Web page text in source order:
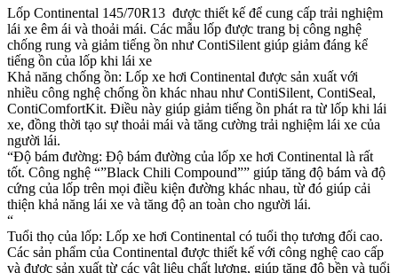
Lốp Continental 145/70R13 được thiết kế để cung cấp trải nghiệm
lái xe êm ái và thoải mái. Các mẫu lốp được trang bị công nghệ
chống rung và giảm tiếng ồn như ContiSilent giúp giảm đáng kể
tiếng ồn của lốp khi lái xe
Khả năng chống ồn: Lốp xe hơi Continental được sản xuất với
nhiều công nghệ chống ồn khác nhau như ContiSilent, ContiSeal,
ContiComfortKit. Điều này giúp giảm tiếng ồn phát ra từ lốp khi lái
xe, đồng thời tạo sự thoải mái và tăng cường trải nghiệm lái xe của
người lái.
“Độ bám đường: Độ bám đường của lốp xe hơi Continental là rất
tốt. Công nghệ “”Black Chili Compound”” giúp tăng độ bám và độ
cứng của lốp trên mọi điều kiện đường khác nhau, từ đó giúp cải
thiện khả năng lái xe và tăng độ an toàn cho người lái.
“
Tuổi thọ của lốp: Lốp xe hơi Continental có tuổi thọ tương đối cao.
Các sản phẩm của Continental được thiết kế với công nghệ cao cấp
và được sản xuất từ các vật liệu chất lượng, giúp tăng độ bền và tuổi